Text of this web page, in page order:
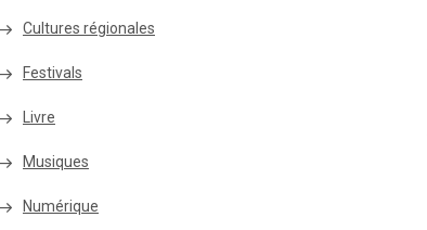
Cultures régionales
Festivals
Livre
Musiques
Numérique